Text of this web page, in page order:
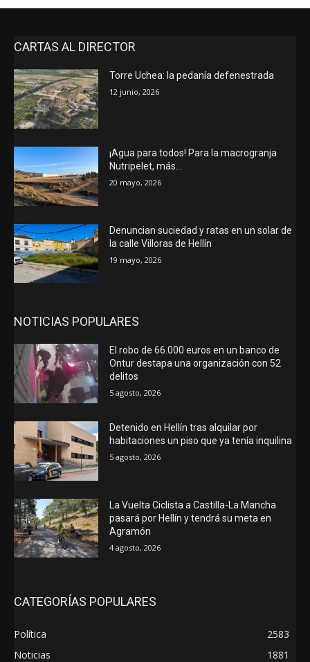
CARTAS AL DIRECTOR
Torre Uchea: la pedanía defenestrada
12 junio, 2026
¡Agua para todos! Para la macrogranja
Nutripelet, más…
20 mayo, 2026
Denuncian suciedad y ratas en un solar de
la calle Villoras de Hellín
19 mayo, 2026
NOTICIAS POPULARES
El robo de 66.000 euros en un banco de
Ontur destapa una organización con 52
delitos
5 agosto, 2026
Detenido en Hellín tras alquilar por
habitaciones un piso que ya tenía inquilina
5 agosto, 2026
La Vuelta Ciclista a Castilla-La Mancha
pasará por Hellín y tendrá su meta en
Agramón
4 agosto, 2026
CATEGORÍAS POPULARES
Política
2583
Noticias
1881